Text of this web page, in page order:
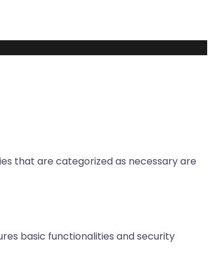
that are categorized as necessary are
basic functionalities and security